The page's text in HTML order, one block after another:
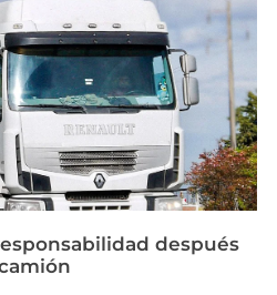
después